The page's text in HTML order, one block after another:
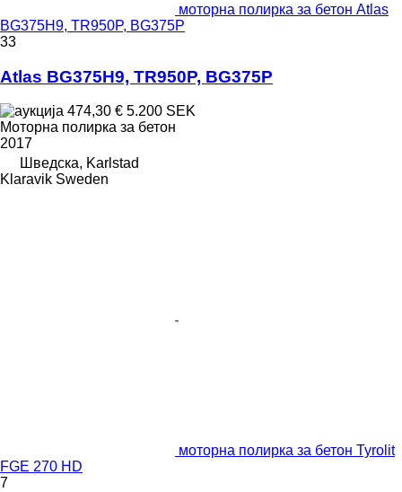
моторна полирка за бетон Atlas
BG375H9, TR950P, BG375P
33
Atlas BG375H9, TR950P, BG375P
474,30 € 5.200 SEK
Моторна полирка за бетон
2017
Шведска, Karlstad
Klaravik Sweden
моторна полирка за бетон Tyrolit
FGE 270 HD
7